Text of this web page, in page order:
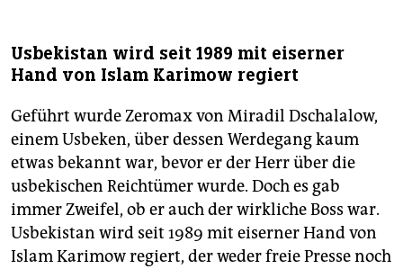
Usbekistan wird seit 1989 mit eiserner
Hand von Islam Karimow regiert
Geführt wurde Zeromax von Miradil Dschalalow,
einem Usbeken, über dessen Werdegang kaum
etwas bekannt war, bevor er der Herr über die
usbekischen Reichtümer wurde. Doch es gab
immer Zweifel, ob er auch der wirkliche Boss war.
Usbekistan wird seit 1989 mit eiserner Hand von
Islam Karimow regiert, der weder freie Presse noch